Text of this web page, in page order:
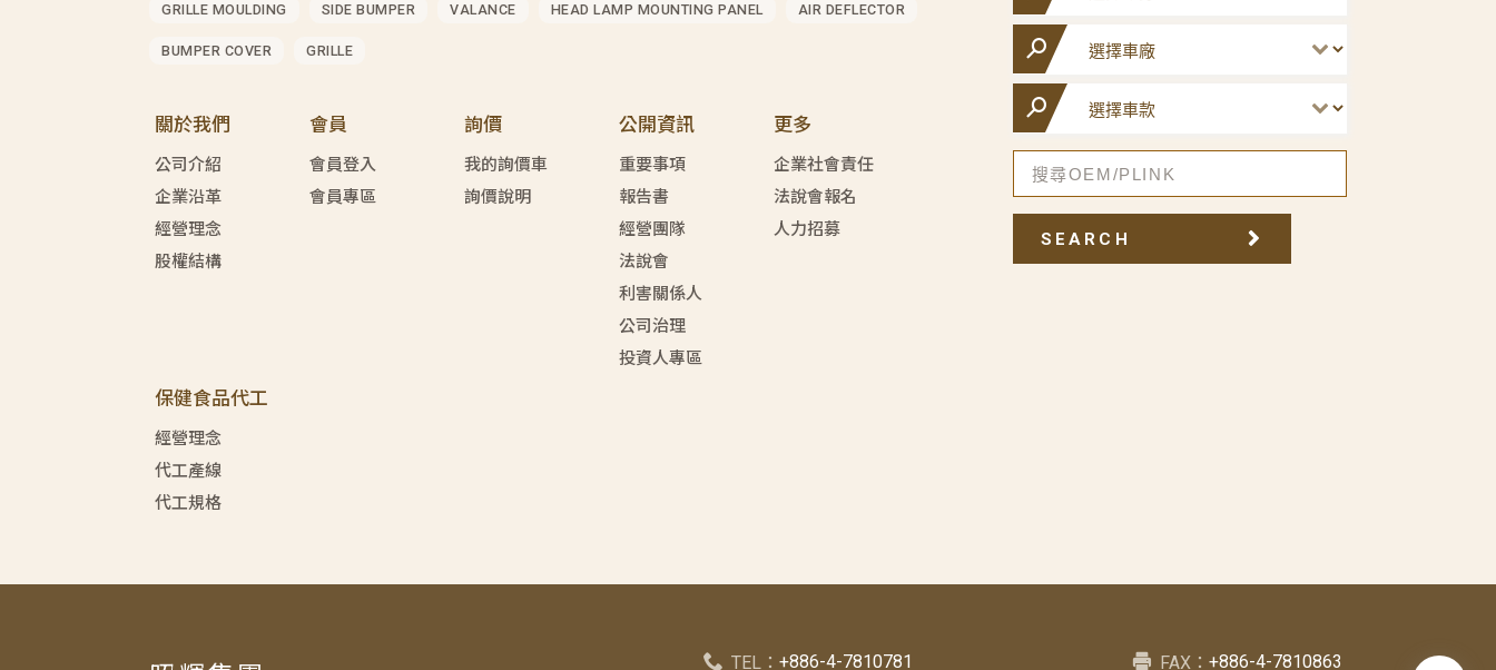
GRILLE MOULDING SIDE BUMPER VALANCE HEAD LAMP MOUNTING PANEL AIR DEFLECTOR
BUMPER COVER GRILLE
關於我們
公司介紹
企業沿革
經營理念
股權結構
會員
會員登入
會員專區
詢價
我的詢價車
詢價說明
公開資訊
重要事項
報告書
經營團隊
法說會
利害關係人
公司治理
投資人專區
更多
企業社會責任
法說會報名
人力招募
保健食品代工
經營理念
代工產線
代工規格
SEARCH
TEL： +886-4-7810781 FAX：+886-4-7810863